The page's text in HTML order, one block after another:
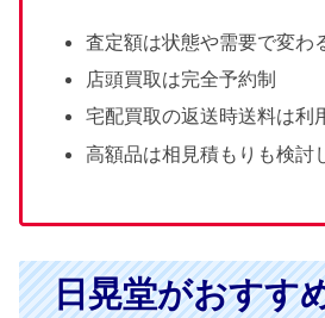
査定額は状態や需要で変わ
店頭買取は完全予約制
宅配買取の返送時送料は利
高額品は相見積もりも検討
日晃堂がおすす